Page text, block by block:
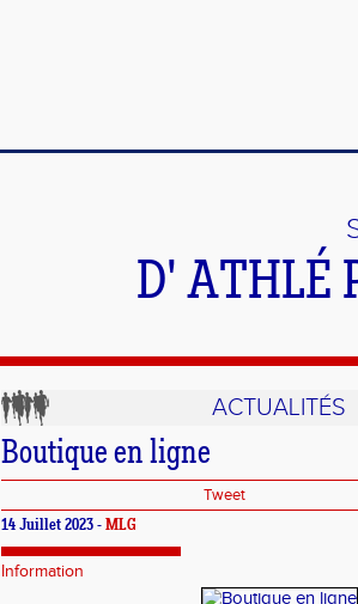
D' ATHLÉ
ACTUALITÉS
Boutique en ligne
Tweet
14 Juillet 2023 - MLG
Information